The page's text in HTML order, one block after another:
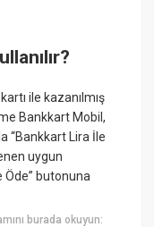
ile kazanılmış
Bankkart Mobil,
“Bankkart Lira İle
uygun
Öde” butonuna
burada okuyun: